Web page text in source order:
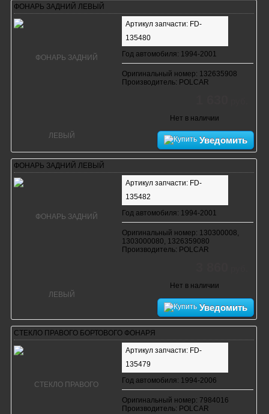
ФОНАРЬ ЗАДНИЙ ЛЕВЫЙ
Артикул запчасти: FD-
135480
Год автомобиля: 1994-2001
Оригинальный номер: 132635908
Производитель: POLCAR
Нет в наличии
Уведомить
ФОНАРЬ ЗАДНИЙ ЛЕВЫЙ
Артикул запчасти: FD-
135482
Год автомобиля: 1994-2001
Оригинальный номер: 130300008,
1303000080, 1326359080
Производитель: POLCAR
Нет в наличии
Уведомить
СТЕКЛО ПРАВОГО БОРТОВОГО ФОНАРЯ
Артикул запчасти: FD-
135479
Год автомобиля: 1994-2006
Оригинальный номер: 7984016
Производитель: POLCAR